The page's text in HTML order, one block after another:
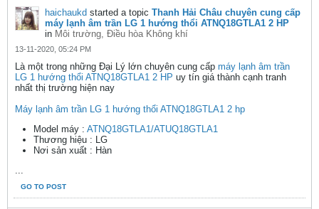
haichaukd started a topic Thanh Hải Châu chuyên cung cấp
máy lạnh âm trần LG 1 hướng thổi ATNQ18GTLA1 2 HP
in Môi trường, Điều hòa Không khí
13-11-2020, 05:24 PM
Là một trong những Đại Lý lớn chuyên cung cấp máy lạnh âm trần
LG 1 hướng thổi ATNQ18GTLA1 2 HP uy tín giá thành cạnh tranh
nhất thị trường hiện nay
Máy lạnh âm trần LG 1 hướng thổi ATNQ18GTLA1 2 hp
Model máy : ATNQ18GTLA1/ATUQ18GTLA1
Thương hiệu : LG
Nơi sản xuất : Hàn
...
GO TO POST